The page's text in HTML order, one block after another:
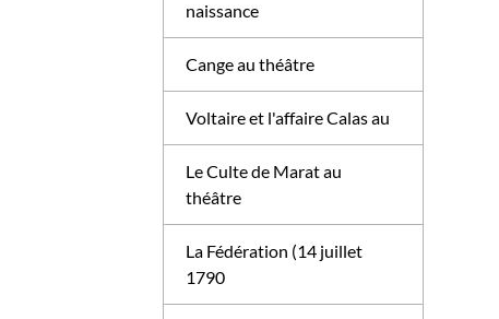
naissance
Cange au théâtre
Voltaire et l'affaire Calas au
Le Culte de Marat au
théâtre
La Fédération (14 juillet
1790